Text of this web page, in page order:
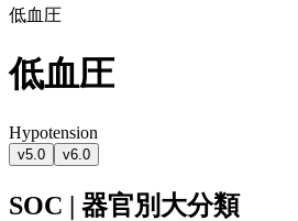
低血圧
低血圧
Hypotension
v5.0 v6.0
SOC | 器官別大分類